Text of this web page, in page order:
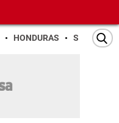
HONDURAS SAN PEDRO